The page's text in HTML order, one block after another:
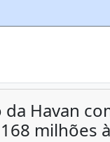
Havan
milhões